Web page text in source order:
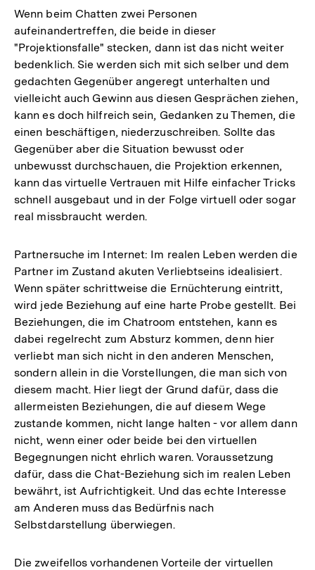
Wenn beim Chatten zwei Personen
aufeinandertreffen, die beide in dieser
"Projektionsfalle" stecken, dann ist das nicht weiter
bedenklich. Sie werden sich mit sich selber und dem
gedachten Gegenüber angeregt unterhalten und
vielleicht auch Gewinn aus diesen Gesprächen ziehen,
kann es doch hilfreich sein, Gedanken zu Themen, die
einen beschäftigen, niederzuschreiben. Sollte das
Gegenüber aber die Situation bewusst oder
unbewusst durchschauen, die Projektion erkennen,
kann das virtuelle Vertrauen mit Hilfe einfacher Tricks
schnell ausgebaut und in der Folge virtuell oder sogar
real missbraucht werden.
Partnersuche im Internet: Im realen Leben werden die
Partner im Zustand akuten Verliebtseins idealisiert.
Wenn später schrittweise die Ernüchterung eintritt,
wird jede Beziehung auf eine harte Probe gestellt. Bei
Beziehungen, die im Chatroom entstehen, kann es
dabei regelrecht zum Absturz kommen, denn hier
verliebt man sich nicht in den anderen Menschen,
sondern allein in die Vorstellungen, die man sich von
diesem macht. Hier liegt der Grund dafür, dass die
allermeisten Beziehungen, die auf diesem Wege
zustande kommen, nicht lange halten - vor allem dann
nicht, wenn einer oder beide bei den virtuellen
Begegnungen nicht ehrlich waren. Voraussetzung
dafür, dass die Chat-Beziehung sich im realen Leben
bewährt, ist Aufrichtigkeit. Und das echte Interesse
am Anderen muss das Bedürfnis nach
Selbstdarstellung überwiegen.
Die zweifellos vorhandenen Vorteile der virtuellen